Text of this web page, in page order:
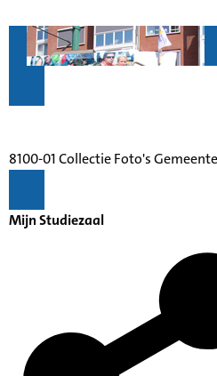
8100-01 Collectie Foto's
Mijn Studiezaal